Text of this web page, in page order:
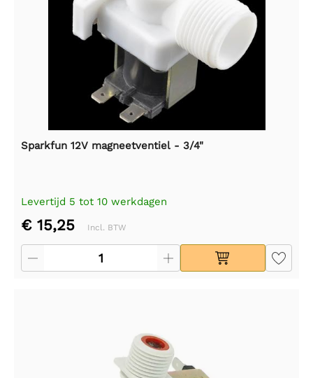
Sparkfun 12V magneetventiel - 3/4"
Levertijd 5 tot 10 werkdagen
€ 15,25 Incl. BTW